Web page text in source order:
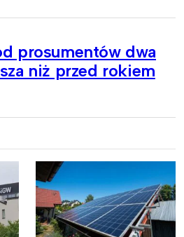
prosumentów dwa
niż przed rokiem